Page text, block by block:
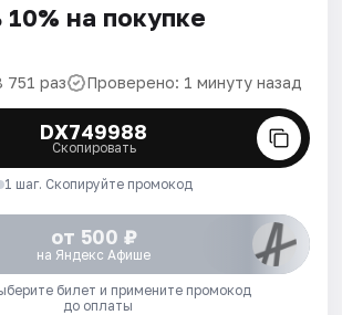
на покупке
751 раз Проверено: 1 минуту назад
DX749988
Скопировать
1 шаг. Скопируйте промокод
от 500 ₽
на Яндекс Афише
билет и примените промокод
до оплаты